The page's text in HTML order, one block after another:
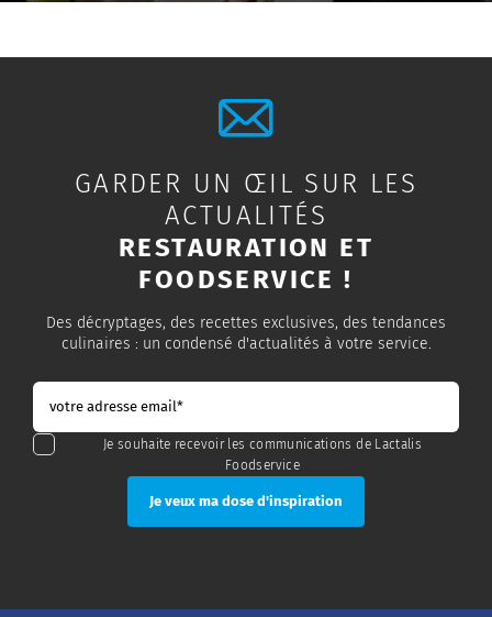
GARDER UN ŒIL SUR LES
ACTUALITÉS
RESTAURATION ET
FOODSERVICE !
Des décryptages, des recettes exclusives, des tendances
culinaires : un condensé d'actualités à votre service.
Je souhaite recevoir les communications de Lactalis
Foodservice